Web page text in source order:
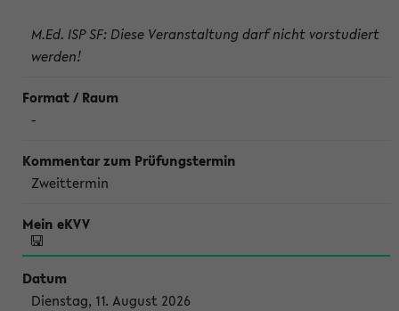
M.Ed. ISP SF: Diese Veranstaltung darf nicht vorstudiert
werden!
-
Zweittermin
Dienstag, 11. August 2026